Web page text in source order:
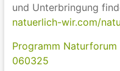
und Unterbringung
natuerlich-wir.com/
Programm
060325